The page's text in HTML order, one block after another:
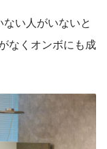
い人がいないと
なくオンボにも成